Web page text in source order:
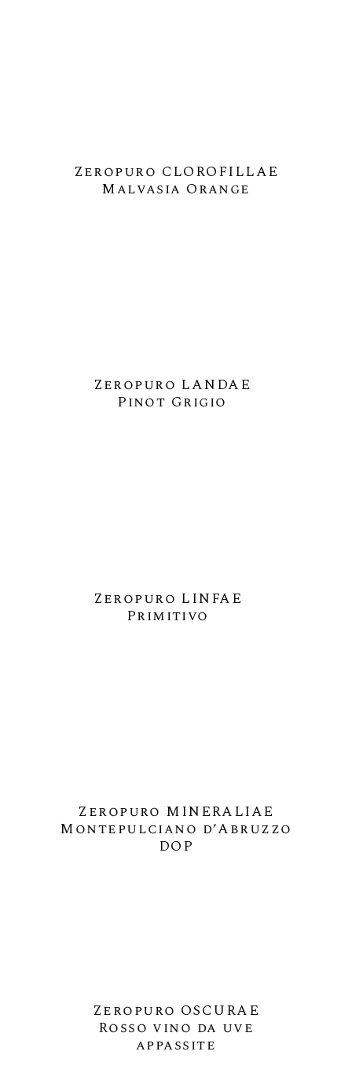
Zeropuro CLOROFILLAE
Malvasia Orange
Zeropuro LANDAE
Pinot Grigio
Zeropuro LINFAE
Primitivo
Zeropuro MINERALIAE
Montepulciano d’Abruzzo
DOP
Zeropuro OSCURAE
Rosso vino da uve
appassite